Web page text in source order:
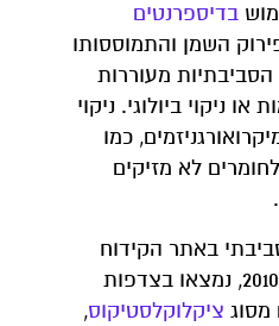
בדיספרנטים
השמן והתמוססותו
מעוררות
ניקוי ביולוגי. ניקוי
כמו
לא מזיקים
.
באתר הקידוח
Deepwater Horizon ב-2010, נמצאו בצדפות
מסוג ציקלוקלסטיקוס,